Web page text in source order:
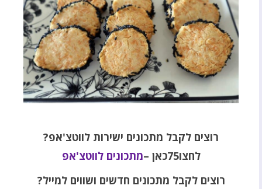
רוצים לקבל מתכונים ישירות לווטצ'אפ?
לחצו75כאן
–מתכונים לווטצ'אפ
רוצים לקבל מתכונים חדשים ושווים למייל?